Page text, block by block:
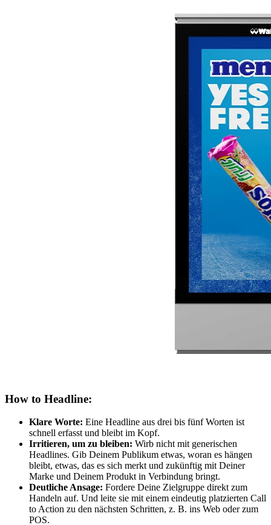
How to Headline:
Klare Worte: Eine Headline aus drei bis fünf Worten ist
schnell erfasst und bleibt im Kopf.
Irritieren, um zu bleiben: Wirb nicht mit generischen
Headlines. Gib Deinem Publikum etwas, woran es hängen
bleibt, etwas, das es sich merkt und zukünftig mit Deiner
Marke und Deinem Produkt in Verbindung bringt.
Deutliche Ansage: Fordere Deine Zielgruppe direkt zum
Handeln auf. Und leite sie mit einem eindeutig platzierten Call
to Action zu den nächsten Schritten, z. B. ins Web oder zum
POS.